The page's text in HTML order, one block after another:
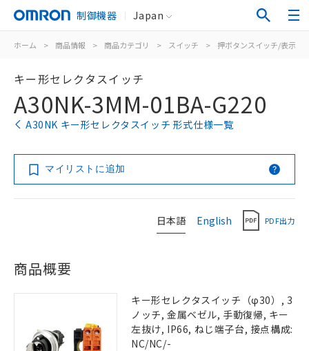
制御機器 Japan
ホーム > 商品情報 > 商品カテゴリ > スイッチ > 押ボタンスイッチ/表示灯
キー形セレクタスイッチ
A30NK-3MM-01BA-G220
A30NK キー形セレクタスイッチ 形式仕様一覧
マイリストに追加
日本語 English PDF出力
商品概要
キー形セレクタスイッチ（φ30）, 3
ノッチ, 金属ベゼル, 手動復帰, キー
左抜け, IP66, ねじ端子台, 接点構成:
NC/NC/-